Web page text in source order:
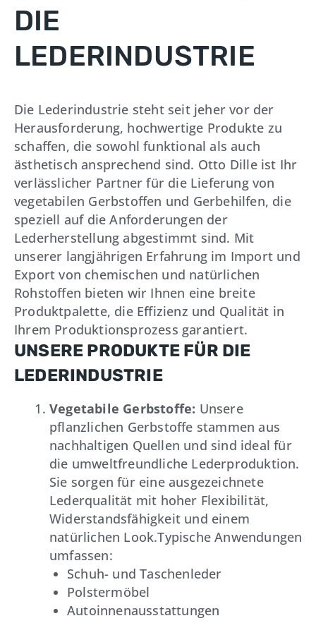
DIE
LEDERINDUSTRIE
Die Lederindustrie steht seit jeher vor der
Herausforderung, hochwertige Produkte zu
schaffen, die sowohl funktional als auch
ästhetisch ansprechend sind. Otto Dille ist Ihr
verlässlicher Partner für die Lieferung von
vegetabilen Gerbstoffen und Gerbehilfen, die
speziell auf die Anforderungen der
Lederherstellung abgestimmt sind. Mit
unserer langjährigen Erfahrung im Import und
Export von chemischen und natürlichen
Rohstoffen bieten wir Ihnen eine breite
Produktpalette, die Effizienz und Qualität in
Ihrem Produktionsprozess garantiert.
UNSERE PRODUKTE FÜR DIE
LEDERINDUSTRIE
Vegetabile Gerbstoffe: Unsere
pflanzlichen Gerbstoffe stammen aus
nachhaltigen Quellen und sind ideal für
die umweltfreundliche Lederproduktion.
Sie sorgen für eine ausgezeichnete
Lederqualität mit hoher Flexibilität,
Widerstandsfähigkeit und einem
natürlichen Look.Typische Anwendungen
umfassen:
Schuh- und Taschenleder
Polstermöbel
Autoinnenausstattungen